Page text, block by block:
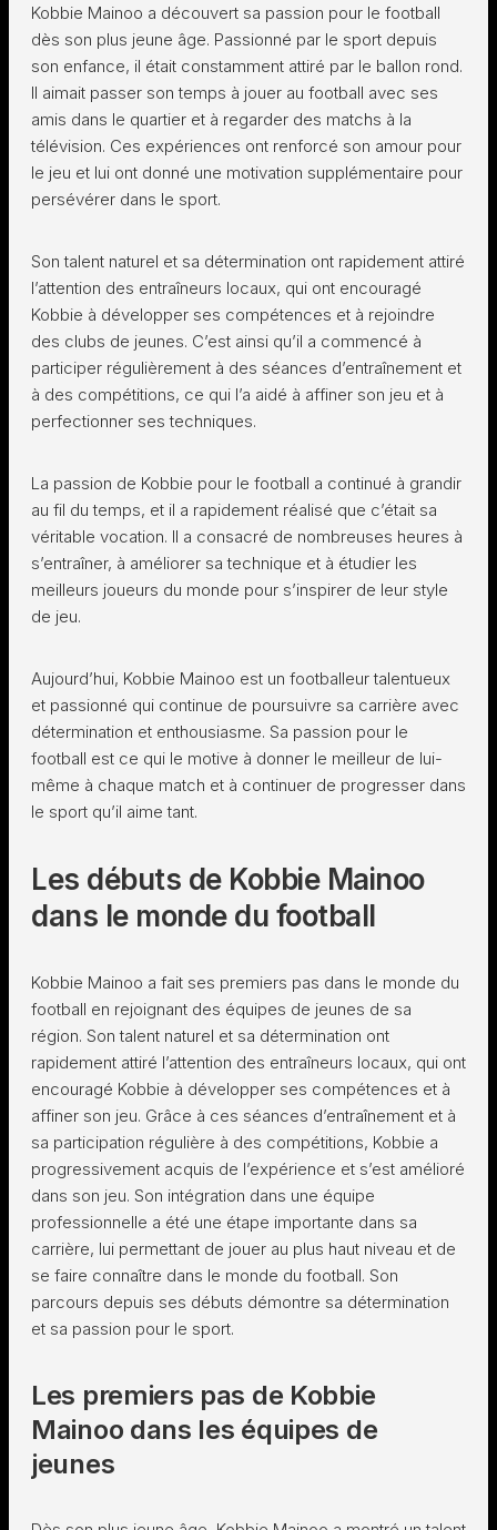
Kobbie Mainoo a découvert sa passion pour le football
dès son plus jeune âge. Passionné par le sport depuis
son enfance, il était constamment attiré par le ballon rond.
Il aimait passer son temps à jouer au football avec ses
amis dans le quartier et à regarder des matchs à la
télévision. Ces expériences ont renforcé son amour pour
le jeu et lui ont donné une motivation supplémentaire pour
persévérer dans le sport.
Son talent naturel et sa détermination ont rapidement attiré
l’attention des entraîneurs locaux, qui ont encouragé
Kobbie à développer ses compétences et à rejoindre
des clubs de jeunes. C’est ainsi qu’il a commencé à
participer régulièrement à des séances d’entraînement et
à des compétitions, ce qui l’a aidé à affiner son jeu et à
perfectionner ses techniques.
La passion de Kobbie pour le football a continué à grandir
au fil du temps, et il a rapidement réalisé que c’était sa
véritable vocation. Il a consacré de nombreuses heures à
s’entraîner, à améliorer sa technique et à étudier les
meilleurs joueurs du monde pour s’inspirer de leur style
de jeu.
Aujourd’hui, Kobbie Mainoo est un footballeur talentueux
et passionné qui continue de poursuivre sa carrière avec
détermination et enthousiasme. Sa passion pour le
football est ce qui le motive à donner le meilleur de lui-
même à chaque match et à continuer de progresser dans
le sport qu’il aime tant.
Les débuts de Kobbie Mainoo
dans le monde du football
Kobbie Mainoo a fait ses premiers pas dans le monde du
football en rejoignant des équipes de jeunes de sa
région. Son talent naturel et sa détermination ont
rapidement attiré l’attention des entraîneurs locaux, qui ont
encouragé Kobbie à développer ses compétences et à
affiner son jeu. Grâce à ces séances d’entraînement et à
sa participation régulière à des compétitions, Kobbie a
progressivement acquis de l’expérience et s’est amélioré
dans son jeu. Son intégration dans une équipe
professionnelle a été une étape importante dans sa
carrière, lui permettant de jouer au plus haut niveau et de
se faire connaître dans le monde du football. Son
parcours depuis ses débuts démontre sa détermination
et sa passion pour le sport.
Les premiers pas de Kobbie
Mainoo dans les équipes de
jeunes